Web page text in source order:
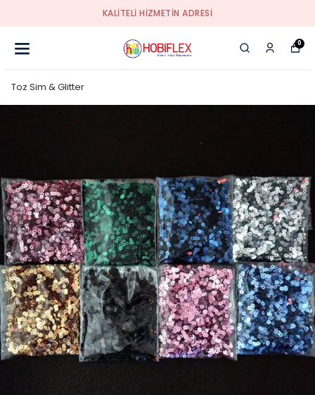
KALİTELİ HİZMETİN ADRESİ
0
Toz Sim & Glitter